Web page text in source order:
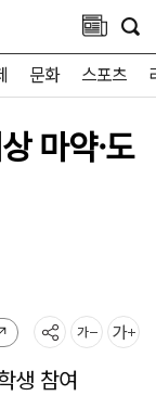
문화 스포츠
마약·도
생 참여